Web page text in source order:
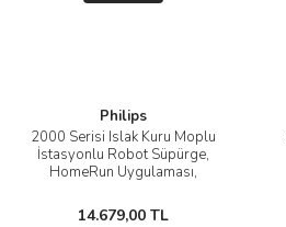
Philips
2000 Serisi Islak Kuru Moplu
İstasyonlu Robot Süpürge,
HomeRun Uygulaması,
14.679,00 TL